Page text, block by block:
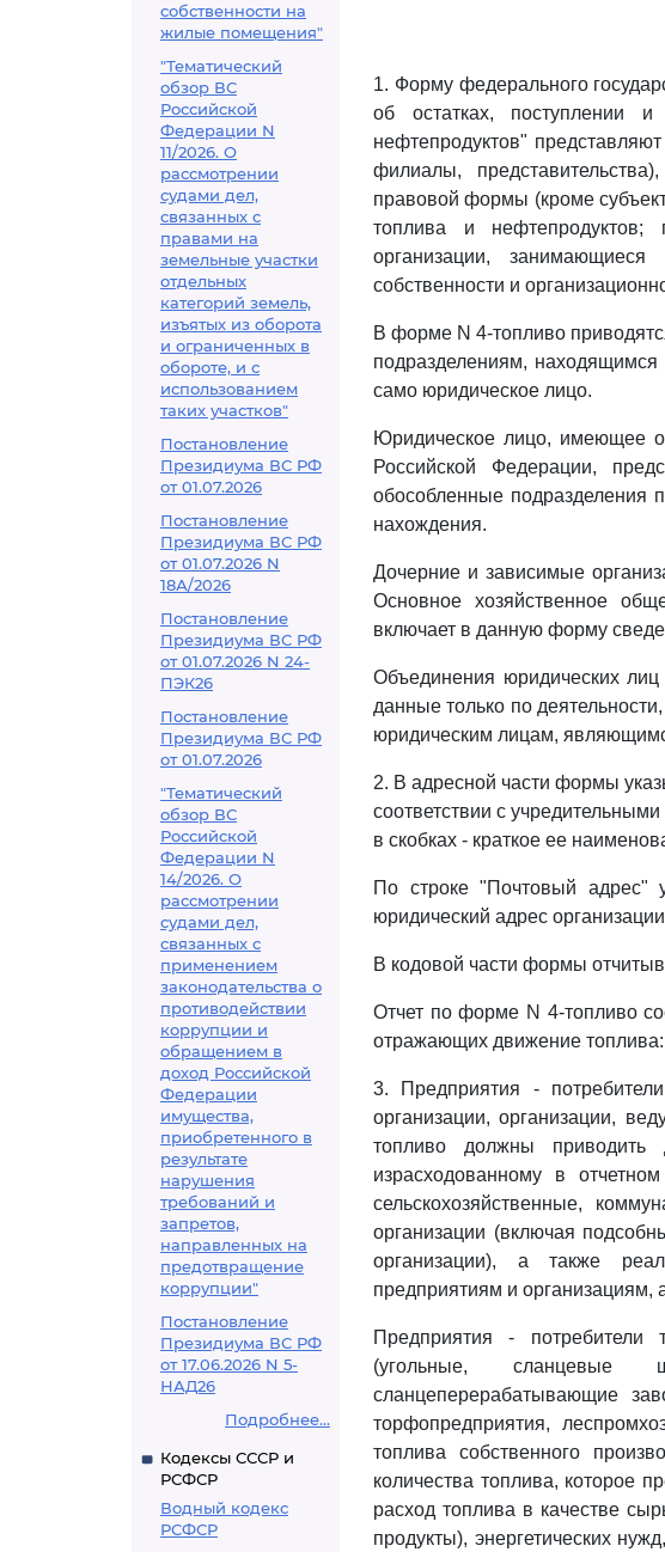
собственности на
жилые помещения"
"Тематический
обзор ВС
Российской
Федерации N
11/2026. О
рассмотрении
судами дел,
связанных с
правами на
земельные участки
отдельных
категорий земель,
изъятых из оборота
и ограниченных в
обороте, и с
использованием
таких участков"
Постановление
Президиума ВС РФ
от 01.07.2026
Постановление
Президиума ВС РФ
от 01.07.2026 N
18А/2026
Постановление
Президиума ВС РФ
от 01.07.2026 N 24-
ПЭК26
Постановление
Президиума ВС РФ
от 01.07.2026
"Тематический
обзор ВС
Российской
Федерации N
14/2026. О
рассмотрении
судами дел,
связанных с
применением
законодательства о
противодействии
коррупции и
обращением в
доход Российской
Федерации
имущества,
приобретенного в
результате
нарушения
требований и
запретов,
направленных на
предотвращение
коррупции"
Постановление
Президиума ВС РФ
от 17.06.2026 N 5-
НАД26
Подробнее...
Кодексы СССР и
РСФСР
Водный кодекс
РСФСР
1. Форму федерального
об остатках, поступлении
нефтепродуктов"
филиалы,
правовой формы (кроме
топлива и нефтепродуктов;
организации,
собственности и
В форме N 4-топливо
подразделениям, находящимся
само юридическое лицо.
Юридическое лицо, имеющее
Российской Федерации,
обособленные подразделения
нахождения.
Дочерние и зависимые
Основное хозяйственное
включает в данную форму
Объединения юридических
данные только по
юридическим лицам,
2. В адресной части формы
соответствии с
в скобках - краткое ее
По строке "Почтовый адрес"
юридический адрес
В кодовой части формы
Отчет по форме N 4-топливо
отражающих движение топлива:
3. Предприятия -
организации, организации,
топливо должны
израсходованному в
сельскохозяйственные,
организации (включая
организации), а также
предприятиям и организациям,
Предприятия - потребители
(угольные,
сланцеперерабатывающие
торфопредприятия,
топлива собственного
количества топлива, которое
расход топлива в качестве
продукты), энергетических